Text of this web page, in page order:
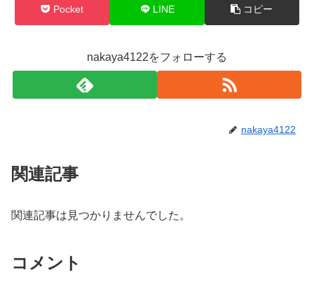
Pocket LINE コピー
nakaya4122をフォローする
nakaya4122
関連記事
関連記事は見つかりませんでした。
コメント